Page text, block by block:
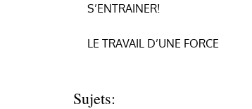
S’ENTRAINER!
LE TRAVAIL D’UNE FORCE
Sujets: